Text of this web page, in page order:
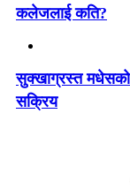
कलेजलाई कति?
सुक्खाग्रस्त मधेसको
सक्रिय